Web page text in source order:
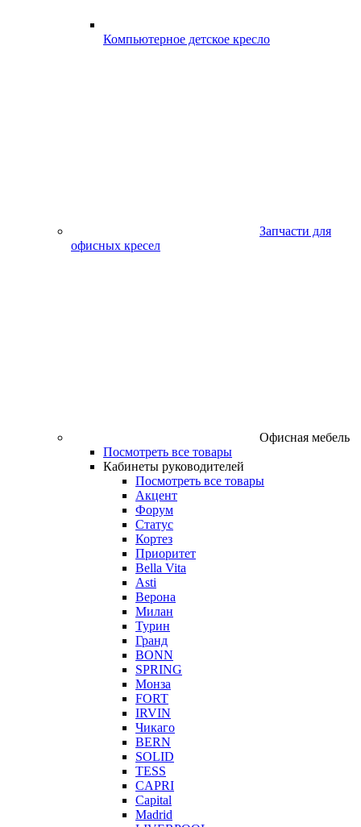
Компьютерное детское кресло
Запчасти для
офисных кресел
Офисная мебель
Посмотреть все товары
Кабинеты руководителей
Посмотреть все товары
Акцент
Форум
Статус
Кортез
Приоритет
Bella Vita
Asti
Верона
Милан
Турин
Гранд
BONN
SPRING
Монза
FORT
IRVIN
Чикаго
BERN
SOLID
TESS
CAPRI
Capital
Madrid